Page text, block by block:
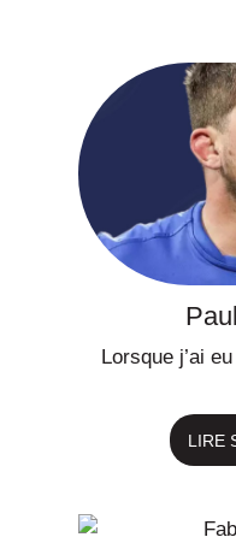
Lorsque j’ai